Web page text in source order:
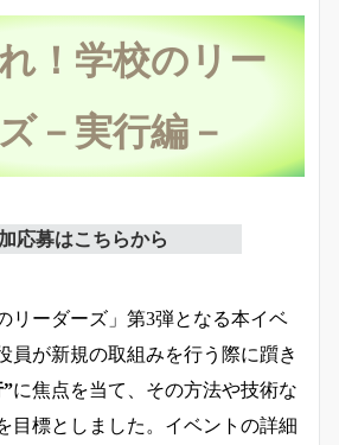
！学校のリー
－実行編－
応募はこちらから
リーダーズ」第3弾となる本イベ
員が新規の取組みを行う際に躓き
に焦点を当て、その方法や技術な
目標としました。イベントの詳細